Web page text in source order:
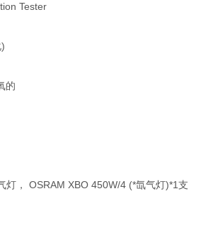
Tester
的
灯， OSRAM XBO 450W/4 (*氙气灯)*1支